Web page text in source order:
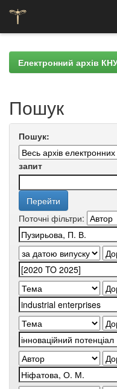
navigationЕлектронний архів
Пошук
Пошук:
запит
Поточні фільтри: